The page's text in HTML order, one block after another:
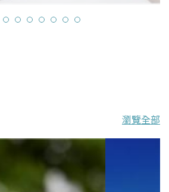
瀏覽全部